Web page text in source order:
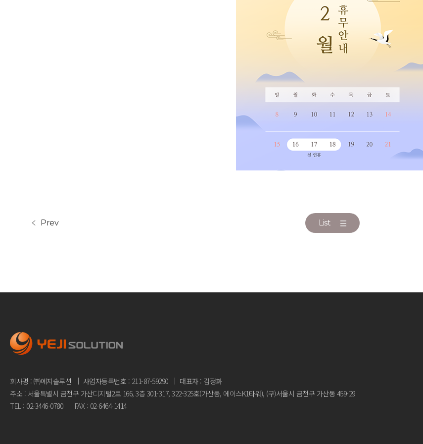
Prev List
회사명 : ㈜예지솔루션 사업자등록번호 : 211-87-59290
대표자 : 김정화
주소 : 서울특별시 금천구 가산디지털2로 166, 3층 301-317, 322-325호(가산동, 에이스K1타워), (구)서울시 금천구 가산동 459-29
TEL : 02-3446-0780
FAX : 02-6464-1414